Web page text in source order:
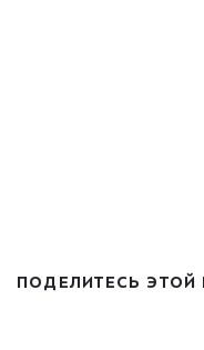
ПОДЕЛИТЕСЬ